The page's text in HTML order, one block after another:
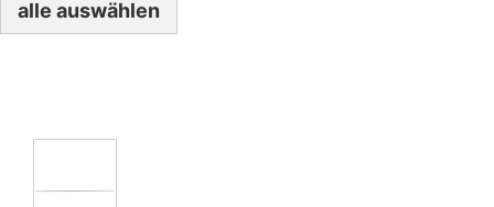
alle auswählen